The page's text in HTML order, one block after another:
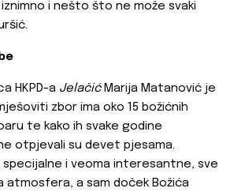
i nešto što ne može svaki
HKPD-a JelačićMarija Matanović je
zbor ima oko 15 božićnih
te kako ih svake godine
otpjevali su devet pjesama.
specijalne i veoma interesantne, sve
atmosfera, a sam doček Božića